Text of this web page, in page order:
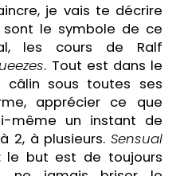
je vais te décrire
le symbole de ce
les cours de Ralf
. Tout est dans le
câlin sous toutes ses
apprécier ce que
même un instant de
2, à plusieurs. Sensual
: le but est de toujours